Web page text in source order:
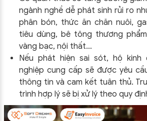
ngành nghề dễ phát sinh rủi ro
phân bón, thức ăn chăn nuôi,
tiêu dùng, bê tông thương
vàng bạc, nội thất…
Nếu phát hiện sai sót, hộ kinh
nghiệp cung cấp sẽ được yêu
thông tin và cam kết tuân thủ.
trình hợp lý sẽ bị xử lý theo quy